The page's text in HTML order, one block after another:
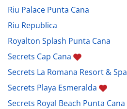
Riu Palace Punta Cana
Riu Republica
Royalton Splash Punta Cana
Secrets Cap Cana
Secrets La Romana Resort & Spa
Secrets Playa Esmeralda
Secrets Royal Beach Punta Cana